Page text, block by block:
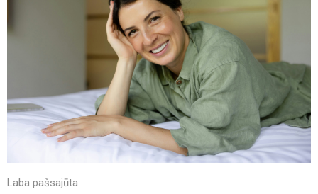
Laba pašsajūta